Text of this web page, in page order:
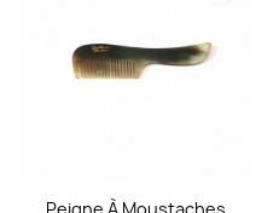
Aperçu rapide